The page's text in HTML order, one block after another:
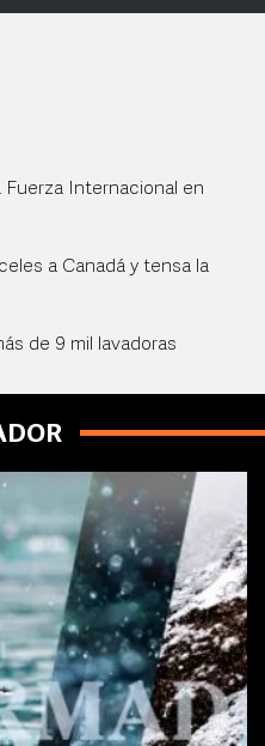
Fuerza Internacional en
a Canadá y tensa la
de 9 mil lavadoras